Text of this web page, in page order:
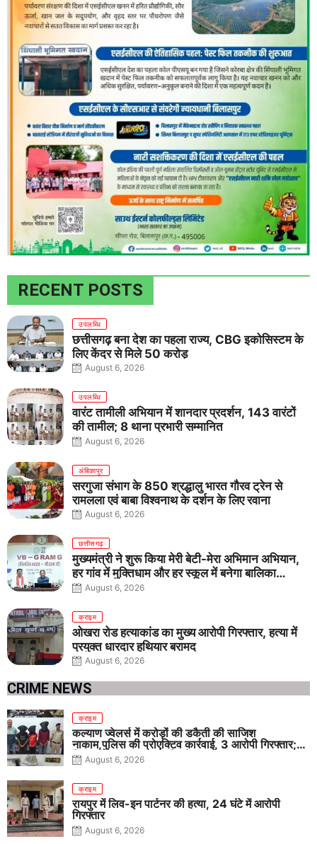
RECENT POSTS
उपलब्धि
छत्तीसगढ़ बना देश का पहला राज्य, CBG इकोसिस्टम के
लिए केंद्र से मिले 50 करोड़
August 6, 2026
उपलब्धि
वारंट तामीली अभियान में शानदार प्रदर्शन, 143 वारंटों
की तामील; 8 थाना प्रभारी सम्मानित
August 6, 2026
अंबिकापुर
सरगुजा संभाग के 850 श्रद्धालु भारत गौरव ट्रेन से
रामलला एवं बाबा विश्वनाथ के दर्शन के लिए रवाना
August 6, 2026
छत्तीसगढ़
मुख्यमंत्री ने शुरू किया मेरी बेटी-मेरा अभिमान अभियान,
हर गांव में मुक्तिधाम और हर स्कूल में बनेगा बालिका
शौचालय
August 6, 2026
क्राइम
ओखरा रोड हत्याकांड का मुख्य आरोपी गिरफ्तार, हत्या में
प्रयुक्त धारदार हथियार बरामद
August 6, 2026
CRIME NEWS
क्राइम
कल्याण ज्वेलर्स में करोड़ों की डकैती की साजिश
नाकाम,पुलिस की प्रोएक्टिव कार्रवाई, 3 आरोपी गिरफ्तार;
पिस्टल, कारतूस, चाकू और मोबाइल बरामद
August 6, 2026
क्राइम
रायपुर में लिव-इन पार्टनर की हत्या, 24 घंटे में आरोपी
गिरफ्तार
August 6, 2026